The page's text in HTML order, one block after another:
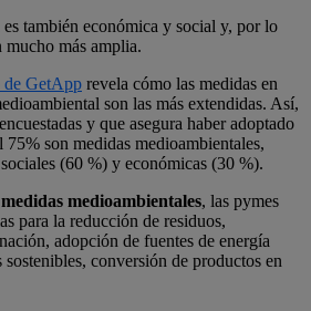
también económica y social y, por lo
más amplia.
de GetApp revela cómo las medidas en
son las más extendidas. Así,
y que asegura haber adoptado
75% son medidas medioambientales,
(60 %) y económicas (30 %).
medidas medioambientales, las pymes
para la reducción de residuos,
adopción de fuentes de energía
conversión de productos en